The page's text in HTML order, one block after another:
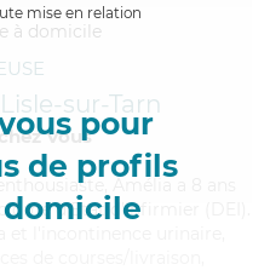
mise en relation
pour
de profils
domicile
Lisle-sur-Tarn
Vous
Amélia a 8 ans
d'Etat d'infirmier (DEI).